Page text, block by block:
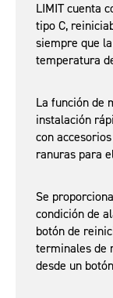
LIMIT cuenta
tipo C,
siempre que
temperatura
La función de
instalación
con
ranuras para
Se
condición de
botón de
terminales de
desde un